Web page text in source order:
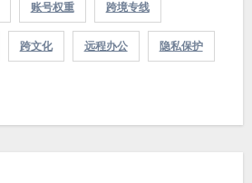
账号权重 跨境专线
跨文化 远程办公 隐私保护